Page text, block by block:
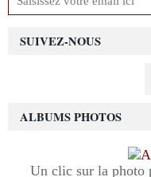
SUIVEZ-NOUS
ALBUMS PHOTOS
Un clic sur la photo